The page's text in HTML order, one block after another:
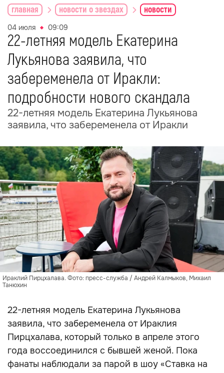
главная новости о звездах новости
04 июля 09:09
22-летняя модель Екатерина
Лукьянова заявила, что
забеременела от Иракли:
подробности нового скандала
22-летняя модель Екатерина Лукьянова
заявила, что забеременела от Иракли
Ираклий Пирцхалава. Фото: пресс-служба / Андрей Калмыков, Михаил
Танюхин
22-летняя модель Екатерина Лукьянова
заявила, что забеременела от Ираклия
Пирцхалава, который только в апреле этого
года воссоединился с бывшей женой. Пока
фанаты наблюдали за парой в шоу «Ставка на